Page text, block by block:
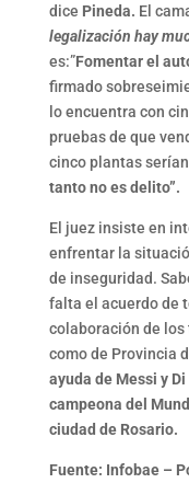
dice Pineda. El
legalización hay
es:”Fomentar el
firmado
lo encuentra con
pruebas de que
cinco plantas
tanto no es delito”.
El juez insiste en
enfrentar la
de inseguridad.
falta el acuerdo de
colaboración de los
como de Provincia
ayuda de Messi y
campeona del
ciudad de Rosario.
Fuente: Infobae –